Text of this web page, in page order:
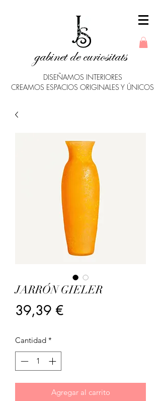
gabinet de curiositats
DISEÑAMOS INTERIORES
CREAMOS ESPACIOS ORIGINALES Y ÚNICOS
JARRÓN GIELER
39,39 €Precio
Cantidad *
Agregar al carrito